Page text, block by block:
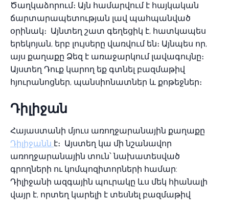
Ծաղկաձորում։ Այն համարվում է հայկական
ճարտարապետության լավ պահպանված
օրինակ։ Այնտեղ շատ գեղեցիկ է, հատկապես
երեկոյան, երբ լույսերը վառվում են։ Այնպես որ,
այս քաղաքը Ձեզ է առաջարկում լավագույնը։
Այստեղ Դուք կարող եք գտնել բազմաթիվ
հյուրանոցներ, պանսիոնատներ և քոթեջներ։
Դիլիջան
Հայաստանի մյուս առողջարանային քաղաքը
Դիլիջանն է։ Այստեղ կա մի նշանավոր
առողջարանային տուն՝ նախատեսված
գրողների ու կոմպոզիտորների համար:
Դիլիջանի ազգային պուրակը ևս մեկ հիանալի
վայր է, որտեղ կարելի է տեսնել բազմաթիվ